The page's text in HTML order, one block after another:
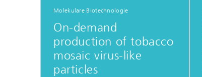
Molekulare Biotechnologie
On-demand
production of tobacco
mosaic virus-like
particles